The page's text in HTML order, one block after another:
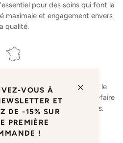
VOUS À
ET
DE -15% SUR
PREMIÈRE
!
pour des soins qui font la
maximale et engagement envers
qualité.
le sud de la France dans le
fusion parfaite entre savoir-faire
qualité et traditions françaises.